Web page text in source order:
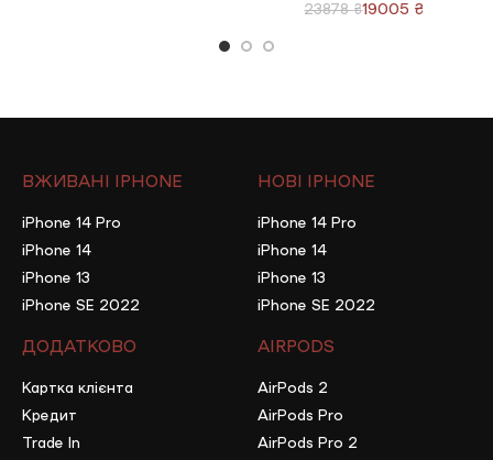
23878₴19005 ₴
ВЖИВАНІ IPHONE
iPhone 14 Pro
iPhone 14
iPhone 13
iPhone SE 2022
НОВІ IPHONE
iPhone 14 Pro
iPhone 14
iPhone 13
iPhone SE 2022
ДОДАТКОВО
Картка клієнта
Кредит
Trade In
AIRPODS
AirPods 2
AirPods Pro
AirPods Pro 2